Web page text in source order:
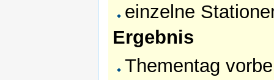
einzelne
Ergebnis
Thementag